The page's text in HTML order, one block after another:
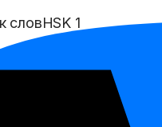
словHSK 1
с 是
и Б: человек,